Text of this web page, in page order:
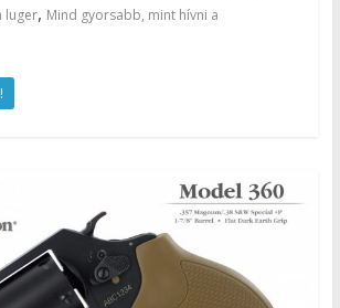
luger, Mind gyorsabb, mint hívni a